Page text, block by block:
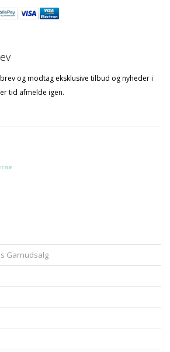
og modtag eksklusive tilbud og nyheder i
tid afmelde igen.
Garnudsalg